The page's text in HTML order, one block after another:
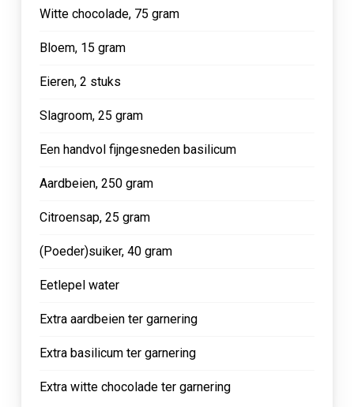
Witte chocolade, 75 gram
Bloem, 15 gram
Eieren, 2 stuks
Slagroom, 25 gram
Een handvol fijngesneden basilicum
Aardbeien, 250 gram
Citroensap, 25 gram
(Poeder)suiker, 40 gram
Eetlepel water
Extra aardbeien ter garnering
Extra basilicum ter garnering
Extra witte chocolade ter garnering